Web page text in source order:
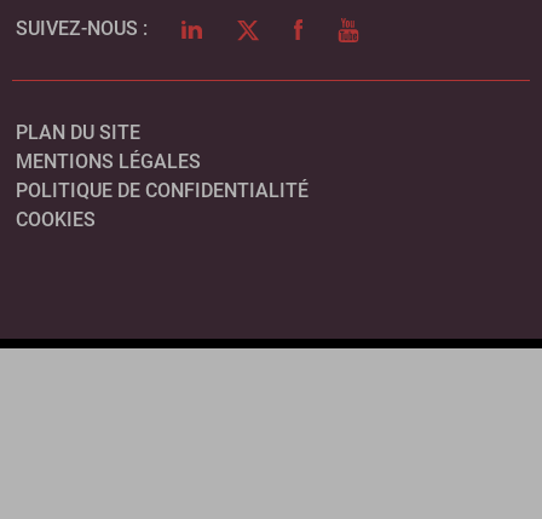
SUIVEZ-NOUS : LINKEDINTWITTERFACEBOOK
YOUTUBE
PLAN DU SITE
MENTIONS LÉGALES
POLITIQUE DE CONFIDENTIALITÉ
COOKIES